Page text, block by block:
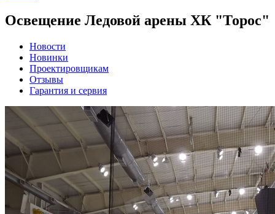
Освещение Ледовой арены ХК "Торос"
Новости
Новинки
Проектировщикам
Отзывы
Гарантия и сервия